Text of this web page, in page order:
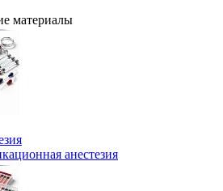
материалы
анестезия